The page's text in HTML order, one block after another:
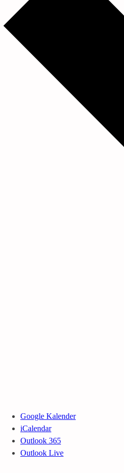
Google Kalender
iCalendar
Outlook 365
Outlook Live